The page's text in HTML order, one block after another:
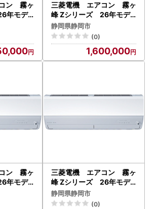
ン 霧ヶ
年モデ
W(
アホワ
工事付
縄・離島
三菱電機 エアコン 霧ヶ
峰 Zシリーズ 26年モデ
ル MSZ-ZW5626S-W(
18畳用/200V/ピュアホワ
イト) 【標準設置工事付
】【配送不可：沖縄・離島
】
静岡県静岡市
(0)
1,600,000
ン 霧ヶ
年モデ
W(
アホワ
三菱電機 エアコン 霧ヶ
峰 Zシリーズ 26年モデ
ル MSZ-ZW3626-W(1
2畳用/100V/ピュアホワイ
静岡県静岡市
(0)